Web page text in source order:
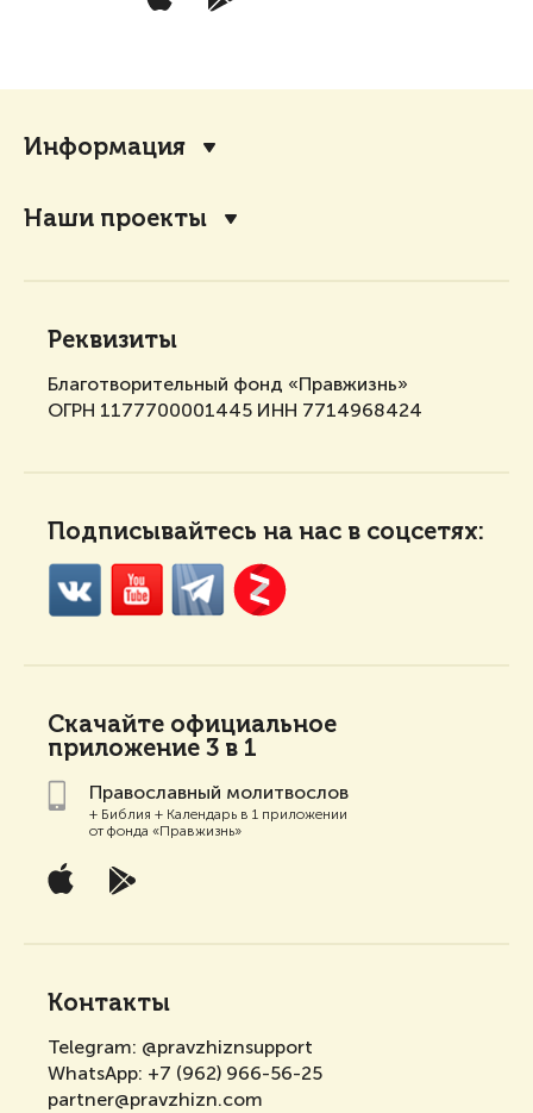
Информация
Наши проекты
Реквизиты
Благотворительный фонд «Правжизнь»
ОГРН 1177700001445 ИНН 7714968424
Подписывайтесь на нас в соцсетях:
Скачайте официальное
приложение 3 в 1
Православный молитвослов
+ Библия + Календарь в 1 приложении
от фонда «Правжизнь»
Контакты
Telegram: @pravzhiznsupport
WhatsApp: +7 (962) 966-56-25
partner@pravzhizn.com